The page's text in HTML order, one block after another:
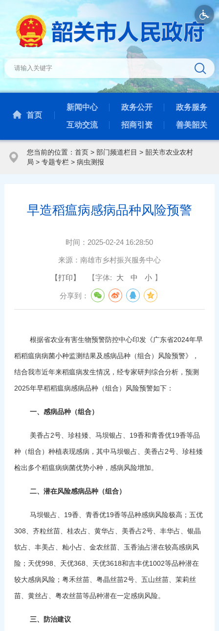
首页
新闻中心 政务公开 政务服务
互动交流 招商引资 善美韶关
您当前的位置： 首页> 部门频道栏目 > 韶关市农业农村
局 > 专题专栏> 病虫测报
早造稻瘟病感病品种风险预警
时间： 2025-02-24 16:28:50
来源： 南雄市乡村振兴服务中心
【打印】 【字体: 大 中 小 】
分享到：
根据省农业有害生物预警防控中心印发《广东省2024年早
稻稻瘟病病菌小种监测结果及感病品种（组合）风险预警》，
结合我市近年来稻瘟病发生情况，经专家研判综合分析，预测
2025年早稻稻瘟病感病品种（组合）风险预警如下：
一、 感病品种（组合）
美香占2号、珍桂矮、马坝银占、19香和青香优19香等品
种（组合）种植表现感病，其中马坝银占、美香占2号、珍桂矮
检出多个稻瘟病病菌优势小种，感病风险增加。
二、 潜在风险感病品种（组合）
马坝银占、19香、青香优19香等品种感病风险极高；五优
308、齐粒丝苗、桂农占、黄华占、美香占2号、丰华占、银晶
软占、丰美占、籼小占、金农丝苗、玉香油占潜在较高感病风
险；天优998、天优368、天优3618和吉丰优1002等品种潜在
较大感病风险；粤禾丝苗、粤晶丝苗2号、五山丝苗、茉莉丝
苗、黄丝占、粤农丝苗等品种潜在一定感病风险。
三、 防治建议